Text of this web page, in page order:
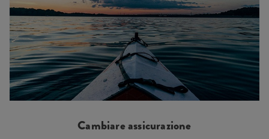
Cambiare assicurazione